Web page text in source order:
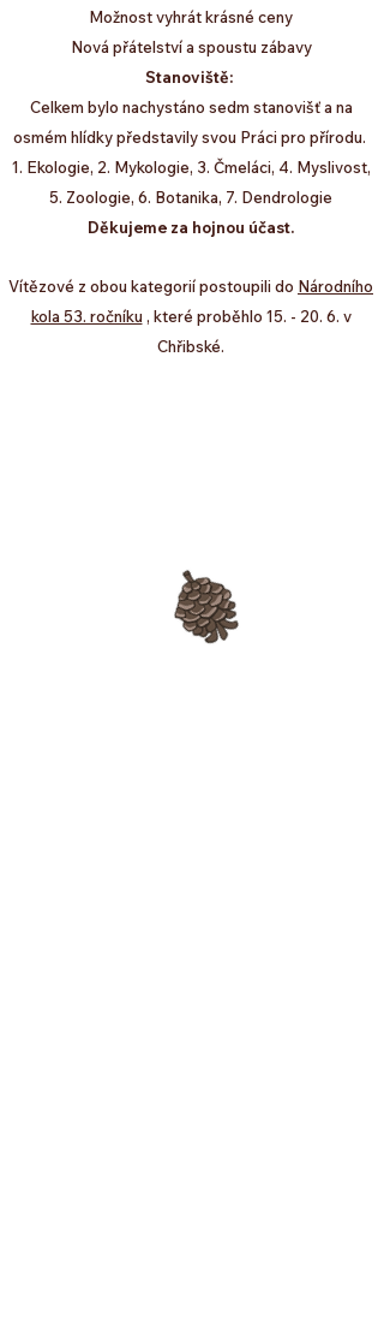
Možnost vyhrát krásné ceny
Nová přátelství a spoustu zábavy
Stanoviště:
Celkem bylo nachystáno sedm stanovišť a na
osmém hlídky představily svou Práci pro přírodu.
1. Ekologie, 2. Mykologie, 3. Čmeláci, 4. Myslivost,
5. Zoologie, 6. Botanika, 7. Dendrologie
Děkujeme za hojnou účast.
​​Vítězové z obou kategorií postoupili do Národního
kola 53. ročníku , které proběhlo 15. - 20. 6. v
Chřibské.